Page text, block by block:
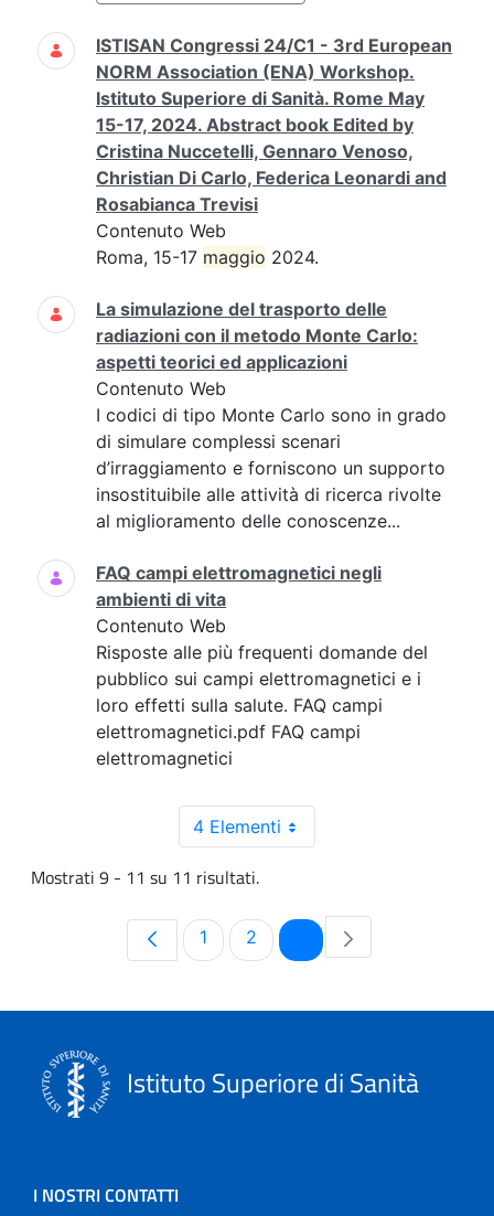
ISTISAN Congressi 24/C1 - 3rd European
NORM Association (ENA) Workshop.
Istituto Superiore di Sanità. Rome May
15-17, 2024. Abstract book Edited by
Cristina Nuccetelli, Gennaro Venoso,
Christian Di Carlo, Federica Leonardi and
Rosabianca Trevisi
Contenuto Web
Roma, 15-17 maggio 2024.
La simulazione del trasporto delle
radiazioni con il metodo Monte Carlo:
aspetti teorici ed applicazioni
Contenuto Web
I codici di tipo Monte Carlo sono in grado
di simulare complessi scenari
d’irraggiamento e forniscono un supporto
insostituibile alle attività di ricerca rivolte
al miglioramento delle conoscenze...
FAQ campi elettromagnetici negli
ambienti di vita
Contenuto Web
Risposte alle più frequenti domande del
pubblico sui campi elettromagnetici e i
loro effetti sulla salute. FAQ campi
elettromagnetici.pdf FAQ campi
elettromagnetici
4 Elementi
Mostrati 9 - 11 su 11 risultati.
Pagina
1 Pagina
2 Pagina
Istituto Superiore di Sanità
I NOSTRI CONTATTI